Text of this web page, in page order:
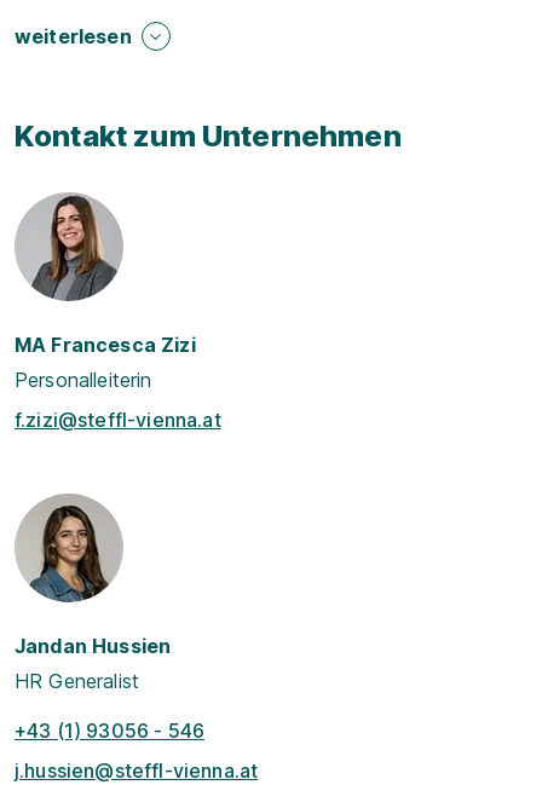
weiterlesen
Kontakt zum Unternehmen
MA Francesca Zizi
Personalleiterin
f.zizi@steffl-vienna.at
Jandan Hussien
HR Generalist
+43 (1) 93056 - 546
j.hussien@steffl-vienna.at